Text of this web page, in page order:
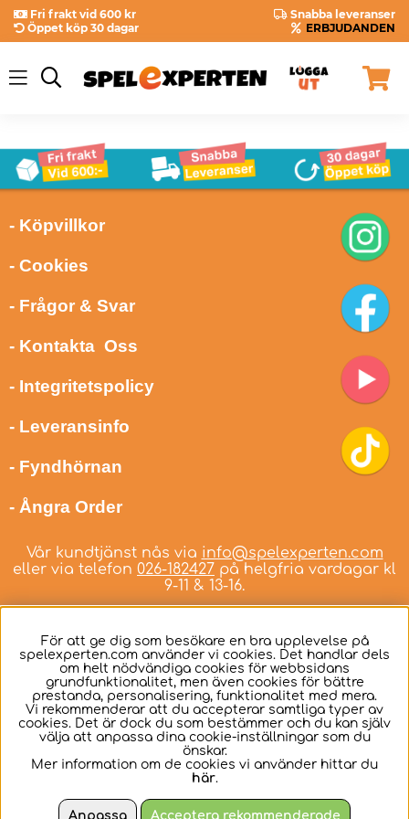
Fri frakt vid 600 kr
Snabba leveranser
Öppet köp 30 dagar
ERBJUDANDEN
- Köpvillkor
- Cookies
- Frågor & Svar
- Kontakta Oss
- Integritetspolicy
- Leveransinfo
- Fyndhörnan
- Ångra Order
Vår kundtjänst nås via info@spelexperten.com
eller via telefon 026-182427 på helgfria vardagar kl
9-11 & 13-16.
Svenska
För att ge dig som besökare en bra upplevelse på
spelexperten.com använder vi cookies. Det handlar dels
om helt nödvändiga cookies för webbsidans
grundfunktionalitet, men även cookies för bättre
prestanda, personalisering, funktionalitet med mera.
Vi rekommenderar att du accepterar samtliga typer av
cookies. Det är dock du som bestämmer och du kan själv
välja att anpassa dina cookie-inställningar som du
önskar.
Mer information om de cookies vi använder hittar du
här.
Anpassa Acceptera rekommenderade